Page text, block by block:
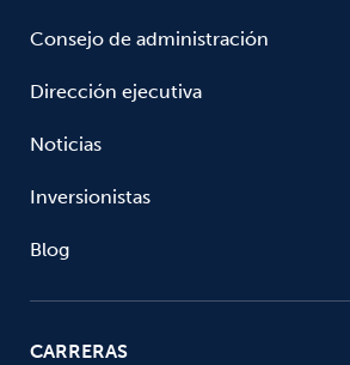
Consejo de administración
Dirección ejecutiva
Noticias
Inversionistas
Blog
CARRERAS